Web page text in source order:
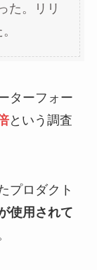
た。リリ
ターフォー
という調査
プロダクト
使用されて